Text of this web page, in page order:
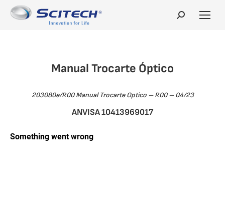
Search:
Manual Trocarte Óptico
203080e/R00 Manual Trocarte Optico – R00 – 04/23
ANVISA10413969017